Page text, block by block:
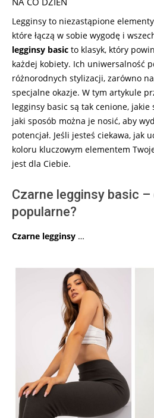
Legginsy to niezastąpione
które łączą w sobie wygodę i
legginsy basic to klasyk, który
każdej kobiety. Ich uniwersalność
różnorodnych stylizacji, zarówno
specjalne okazje. W tym artykule
legginsy basic są tak cenione, jakie
jaki sposób można je nosić, aby
potencjał. Jeśli jesteś ciekawa, jak
koloru kluczowym elementem
jest dla Ciebie.
Czarne legginsy basic
popularne?
Czarne legginsy …